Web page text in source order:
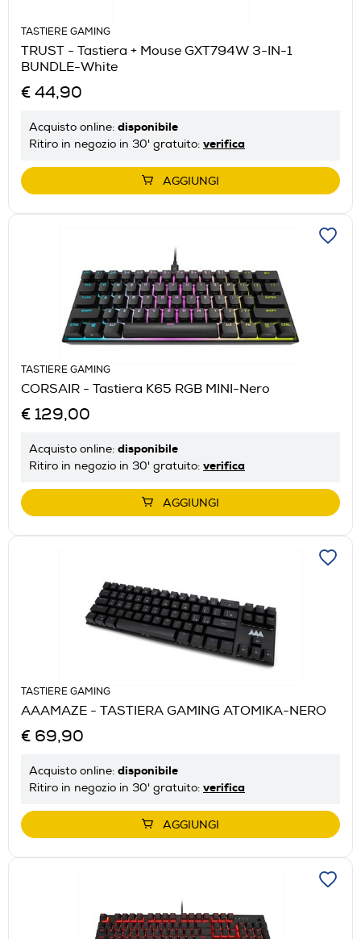
TASTIERE GAMING
TRUST - Tastiera + Mouse GXT794W 3-IN-1
BUNDLE-White
€ 44,90
Acquisto online: disponibile
Ritiro in negozio in 30' gratuito: verifica
AGGIUNGI
TASTIERE GAMING
CORSAIR - Tastiera K65 RGB MINI-Nero
€ 129,00
Acquisto online: disponibile
Ritiro in negozio in 30' gratuito: verifica
AGGIUNGI
TASTIERE GAMING
AAAMAZE - TASTIERA GAMING ATOMIKA-NERO
€ 69,90
Acquisto online: disponibile
Ritiro in negozio in 30' gratuito: verifica
AGGIUNGI